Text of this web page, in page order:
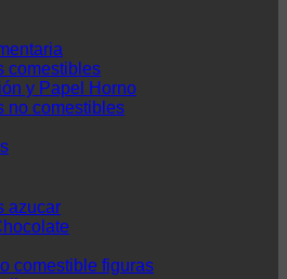
comestibles
y Papel Horno
no comestibles
azucar
comestible figuras